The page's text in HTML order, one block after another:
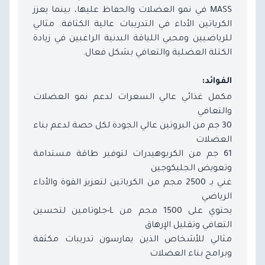
MASS في نمو العضلات والحفاظ عليها، بينما يعزز
الكرياتين الأداء في التدريبات عالية الكثافة. مثالي
للرياضيين ومحبي اللياقة البدنية الراغبين في زيادة
الكتلة العضلية والتعافي بشكل فعال.
الفوائد:
مكمل غذائي عالي السعرات لدعم نمو العضلات
والتعافي
30 جم من البروتين عالي الجودة لكل حصة لدعم بناء
العضلات
61 جم من الكربوهيدرات لتوفير طاقة مستدامة
وتعويض الجليكوجين
غني بـ 2500 مجم من الكرياتين لتعزيز القوة والأداء
الرياضي
يحتوي على 1500 مجم من L-جلوتامين لتحسين
التعافي وتقليل الإرهاق
مثالي للأشخاص الذين يمارسون تدريبات مكثفة
وبرامج بناء العضلات